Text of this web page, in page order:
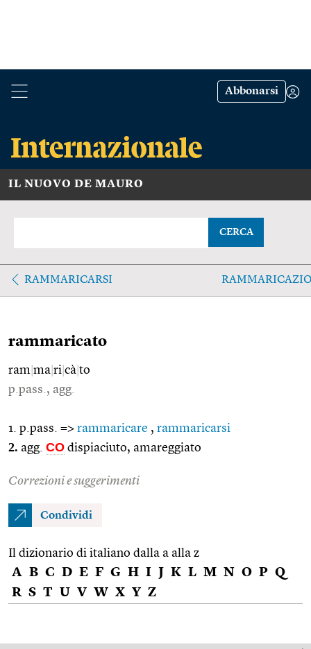
Abbonarsi
IL NUOVO DE MAURO
CERCA
RAMMARICARSI
rammaricato
ram ma ri cà to
p.pass., agg.
1. p.pass. => rammaricare , rammaricarsi
2. agg. CO dispiaciuto, amareggiato
Correzioni e suggerimenti
Condividi
Il dizionario di italiano dalla a alla z
A B C D E F G H I J K L M N O P Q
R S T U V W X Y Z